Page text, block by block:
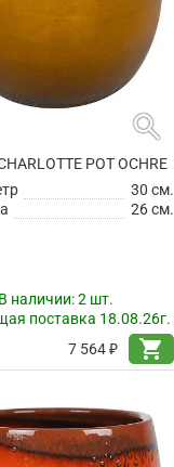
search
POT OCHRE
30 см.
26 см.
наличии:2 шт.
поставка 18.08.26г.
7 564 ₽
shopping_cart